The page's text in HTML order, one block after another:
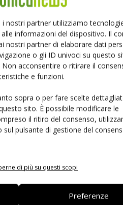
nostri partner utilizziamo
informazioni del dispositivo. Il
nostri partner di elaborare dati
o gli ID univoci su questo
acconsentire o ritirare il
e funzioni.
sopra o per fare scelte
sito. È possibile modificare le
il ritiro del consenso,
pulsante di gestione del
di più su questi scopi
Preferenze
del sistema elettrico e a
meccanismo MACSE, che
si è aggiudicata il 42%
fisso della durata di 15
energetiche.
già sostenuto diversi
fotovoltaici e sistemi di